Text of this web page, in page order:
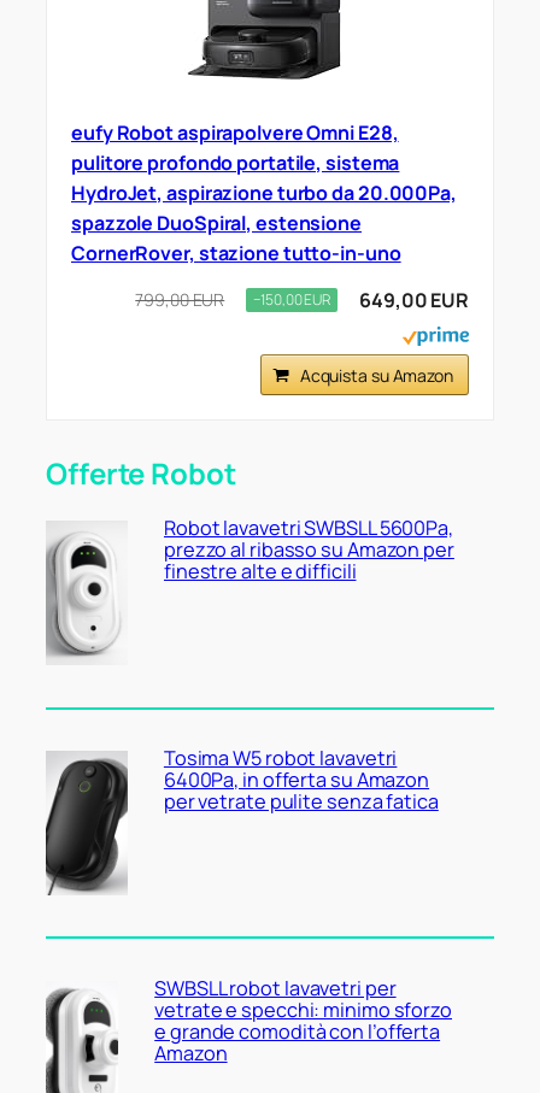
eufy Robot aspirapolvere Omni E28,
pulitore profondo portatile, sistema
HydroJet, aspirazione turbo da 20.000Pa,
spazzole DuoSpiral, estensione
CornerRover, stazione tutto-in-uno
799,00 EUR −150,00 EUR 649,00 EUR
Acquista su Amazon
Offerte Robot
Robot lavavetri SWBSLL 5600Pa,
prezzo al ribasso su Amazon per
finestre alte e difficili
Tosima W5 robot lavavetri
6400Pa, in offerta su Amazon
per vetrate pulite senza fatica
SWBSLL robot lavavetri per
vetrate e specchi: minimo sforzo
e grande comodità con l’offerta
Amazon